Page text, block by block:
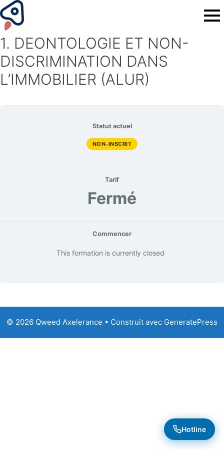
1. DEONTOLOGIE ET NON-
DISCRIMINATION DANS
L’IMMOBILIER (ALUR)
Statut actuel
NON-INSCRIT
Tarif
Fermé
Commencer
This formation is currently closed
© 2026 Qweed Axelerance • Construit avec GeneratePress
Hotline